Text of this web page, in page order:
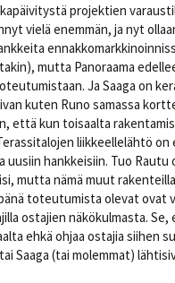
projektien
vielä enemmän, ja nyt
mutta Panoraama
Ja Saaga on
kuten Runo samassa
että kun toisaalta
liikkeellelähtö on
uusiin hankkeisiin. Tuo Rautu
mutta nämä muut
toteutumista olevat ovat
ostajien näkökulmasta.
ehkä ohjaa ostajia siihen
Saaga (tai molemmat)